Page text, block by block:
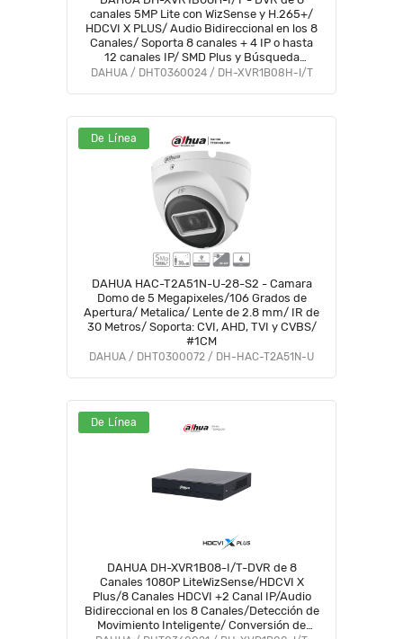
canales 5MP Lite con WizSense y H.265+/
HDCVI X PLUS/ Audio Bidireccional en los 8
Canales/ Soporta 8 canales + 4 IP o hasta
12 canales IP/ SMD Plus y Búsqueda
inteligente de Humanos y Vehículos/
DAHUA / DHT0360024 / DH-XVR1B08H-I/T
De Línea
DAHUA HAC-T2A51N-U-28-S2 - Camara
Domo de 5 Megapixeles/106 Grados de
Apertura/ Metalica/ Lente de 2.8 mm/ IR de
30 Metros/ Soporta: CVI, AHD, TVI y CVBS/
#1CM
DAHUA / DHT0300072 / DH-HAC-T2A51N-U
De Línea
DAHUA DH-XVR1B08-I/T-DVR de 8
Canales 1080P LiteWizSense/HDCVI X
Plus/8 Canales HDCVI +2 Canal IP/Audio
Bidireccional en los 8 Canales/Detección de
Movimiento Inteligente/ Conversión de